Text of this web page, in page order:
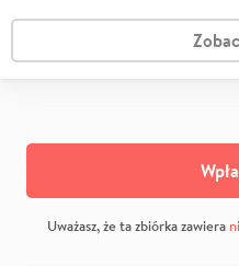
Uważasz, że ta zbiórka zawiera